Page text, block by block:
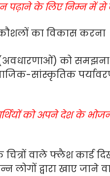
पढ़ाने के लिए निम्न में
का विकास करना
को समझना
सांस्कृतिक
को अपने देश के
वाले फ्लैश कार्ड
लोगों द्वारा खाए जाने